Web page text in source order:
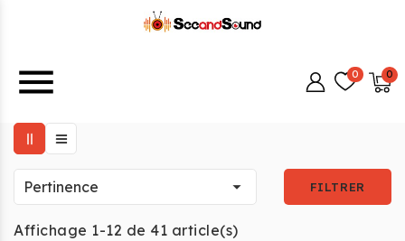
menu
Pertinence  FILTRER
Affichage 1-12 de 41 article(s)